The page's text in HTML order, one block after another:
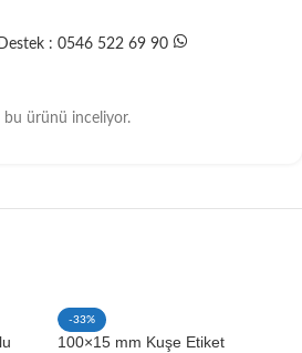
: 0546 522 69 90
bu ürünü inceliyor.
-33%
100×15 mm Kuşe Etiket